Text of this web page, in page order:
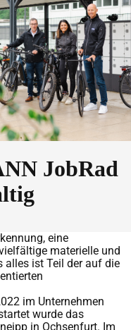
JobRad
eine
materielle und
alles ist Teil der auf die
im Unternehmen
wurde das
in Ochsenfurt. Im